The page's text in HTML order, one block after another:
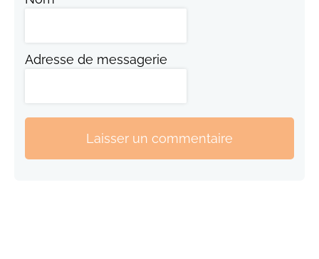
Adresse de messagerie
Laisser un commentaire